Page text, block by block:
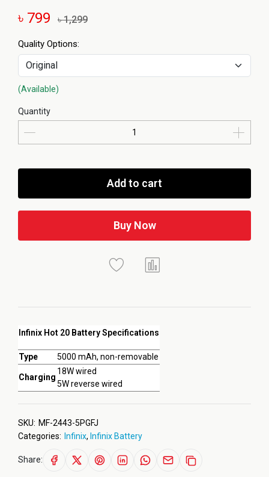
৳ 799 ৳ 1,299
Infinix Hot 20 Battery Specifications
Type 5000 mAh, non-removable
Charging
18W wired
5W reverse wired
Quality Options:
(Available)
Quantity
Add to cart
Buy Now
SKU: MF-2443-5PGFJ
Categories: Infinix, Infinix Battery
Share: